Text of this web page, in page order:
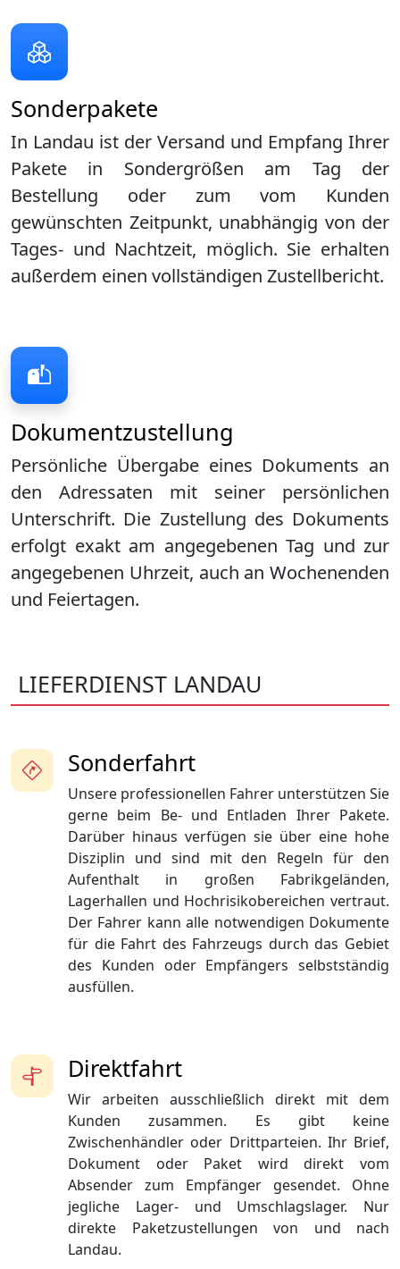
Dokumentzustellung
Persönliche Übergabe eines Dokuments an
den Adressaten mit seiner persönlichen
Unterschrift. Die Zustellung des Dokuments
erfolgt exakt am angegebenen Tag und zur
angegebenen Uhrzeit, auch an Wochenenden
und Feiertagen.
Sonderpakete
In Landau ist der Versand und Empfang Ihrer
Pakete in Sondergrößen am Tag der
Bestellung oder zum vom Kunden
gewünschten Zeitpunkt, unabhängig von der
Tages- und Nachtzeit, möglich. Sie erhalten
außerdem einen vollständigen Zustellbericht.
LIEFERDIENST LANDAU
Sonderfahrt
Unsere professionellen Fahrer unterstützen Sie
gerne beim Be- und Entladen Ihrer Pakete.
Darüber hinaus verfügen sie über eine hohe
Disziplin und sind mit den Regeln für den
Aufenthalt in großen Fabrikgeländen,
Lagerhallen und Hochrisikobereichen vertraut.
Der Fahrer kann alle notwendigen Dokumente
für die Fahrt des Fahrzeugs durch das Gebiet
des Kunden oder Empfängers selbstständig
ausfüllen.
Direktfahrt
Wir arbeiten ausschließlich direkt mit dem
Kunden zusammen. Es gibt keine
Zwischenhändler oder Drittparteien. Ihr Brief,
Dokument oder Paket wird direkt vom
Absender zum Empfänger gesendet. Ohne
jegliche Lager- und Umschlagslager. Nur
direkte Paketzustellungen von und nach
Landau.